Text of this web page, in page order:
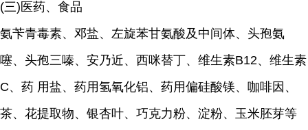
(三)医药、食品
氨苄青毒素、邓盐、左旋苯甘氨酸及中间体、头孢氨
噻、头孢三嗪、安乃近、西咪替丁、维生素B12、维生素
C、药 用盐、药用氢氧化铝、药用偏硅酸镁、咖啡因、
茶、花提取物、银杏叶、巧克力粉、淀粉、玉米胚芽等